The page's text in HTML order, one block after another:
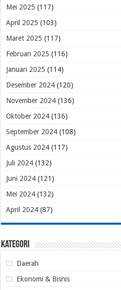
Mei 2025 (117)
April 2025 (103)
Maret 2025 (117)
Februari 2025 (116)
Januari 2025 (114)
Desember 2024 (120)
November 2024 (136)
Oktober 2024 (136)
September 2024 (108)
Agustus 2024 (117)
Juli 2024 (132)
Juni 2024 (121)
Mei 2024 (132)
April 2024 (87)
Kategori
Daerah
Ekonomi & Bisnis